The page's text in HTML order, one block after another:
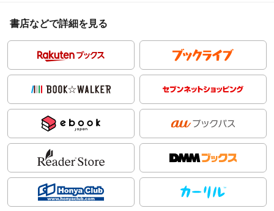
書店などで詳細を見る